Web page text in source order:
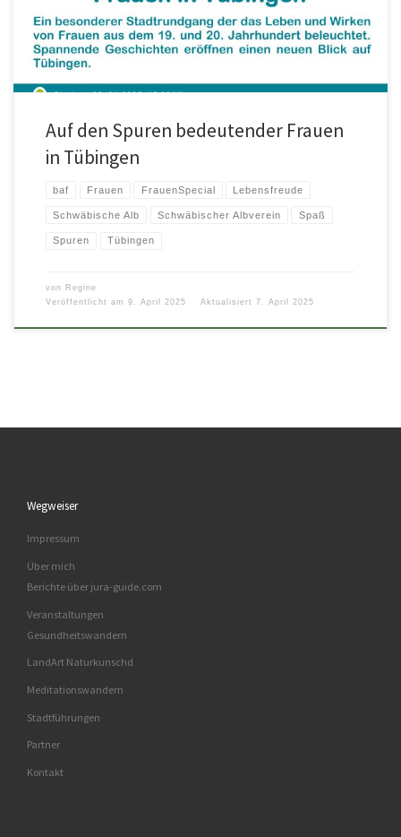
Auf den Spuren bedeutender Frauen
in Tübingen
baf Frauen FrauenSpecial Lebensfreude
Schwäbische Alb Schwäbischer Albverein Spaß
Spuren Tübingen
von Regine
Veröffentlicht am 9. April 2025 Aktualisiert 7. April 2025
Wegweiser
Impressum
Über mich
Berichte über jura-guide.com
Veranstaltungen
Gesundheitswandern
LandArt Naturkunschd
Meditationswandern
Stadtführungen
Partner
Kontakt